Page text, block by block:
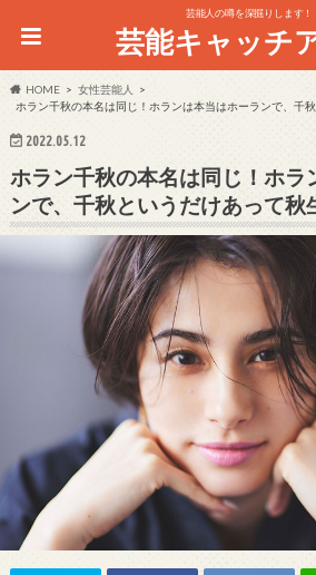
芸能人の噂を深掘りします！
芸能キャッチ
HOME
女性芸能人
ホラン千秋の本名は同じ！ホランは本当はホーランで、千
2022.05.12
ホラン千秋の本名は同じ！ホラ
ンで、千秋というだけあって秋